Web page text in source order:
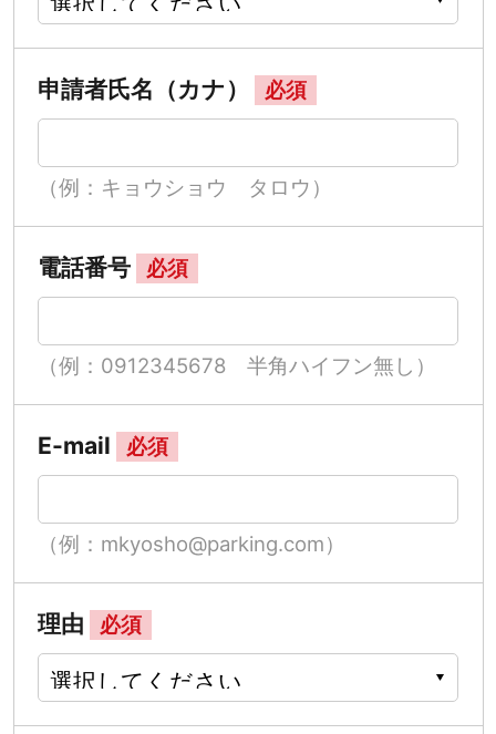
申請者氏名（カナ） 必須
（例：キョウショウ タロウ）
電話番号 必須
（例：0912345678 半角ハイフン無し）
E-mail 必須
（例：mkyosho@parking.com）
理由 必須